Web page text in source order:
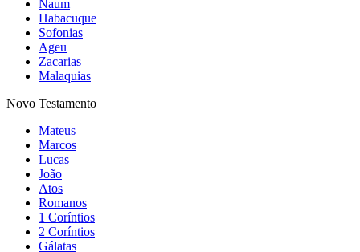
Naum
Habacuque
Sofonias
Ageu
Zacarias
Malaquias
Novo Testamento
Mateus
Marcos
Lucas
João
Atos
Romanos
1 Coríntios
2 Coríntios
Gálatas